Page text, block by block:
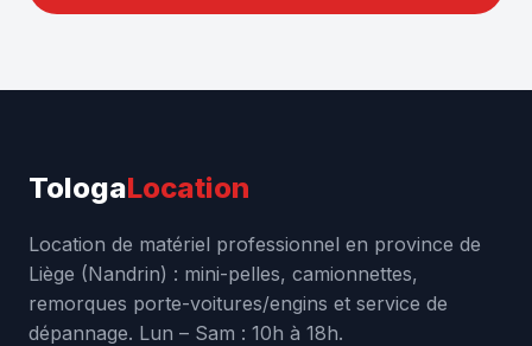
TologaLocation
Location de matériel professionnel en province de
Liège (Nandrin) : mini-pelles, camionnettes,
remorques porte-voitures/engins et service de
dépannage. Lun – Sam : 10h à 18h.